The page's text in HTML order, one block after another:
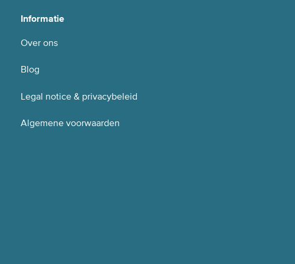
Informatie
Over ons
Blog
Legal notice & privacybeleid
Algemene voorwaarden